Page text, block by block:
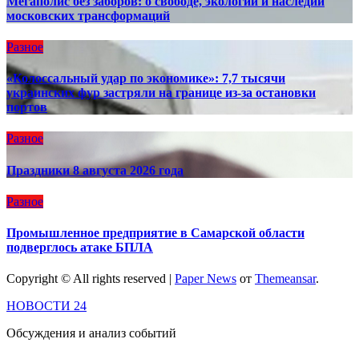
московских трансформаций
Разное
«Колоссальный удар по экономике»: 7,7 тысячи
украинских фур застряли на границе из-за остановки
портов
Разное
Праздники 8 августа 2026 года
Разное
Промышленное предприятие в Самарской области
подверглось атаке БПЛА
Copyright © All rights reserved | Paper News от Themeansar.
НОВОСТИ 24
Обсуждения и анализ событий